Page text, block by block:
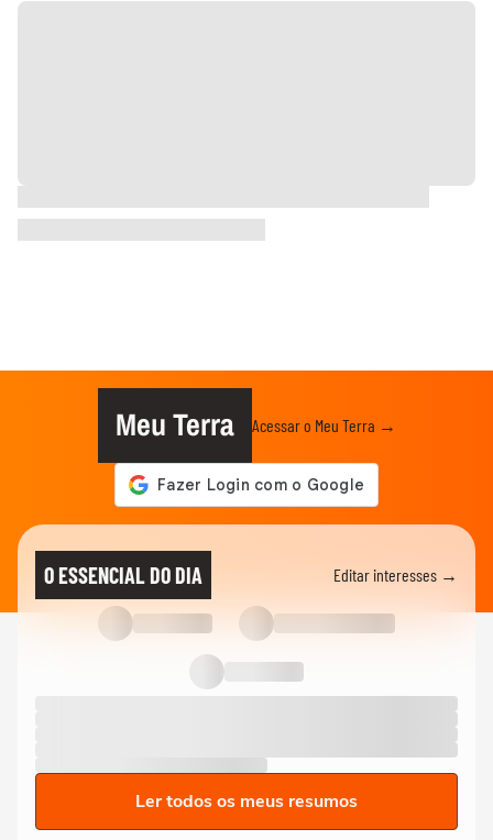
Meu Terra Acessar o Meu Terra →
O ESSENCIAL DO DIA Editar interesses →
Ler todos os meus resumos